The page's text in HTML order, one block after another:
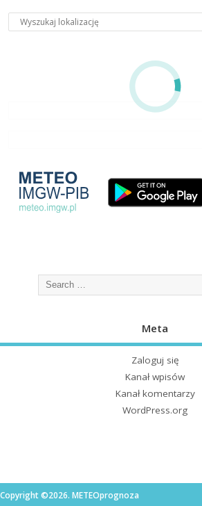
Meta
Zaloguj się
Kanał wpisów
Kanał komentarzy
WordPress.org
Copyright ©2026. METEOprognoza